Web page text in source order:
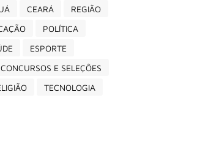
CEARÁ
REGIÃO
POLÍTICA
ESPORTE
CONCURSOS E SELEÇÕES
TECNOLOGIA